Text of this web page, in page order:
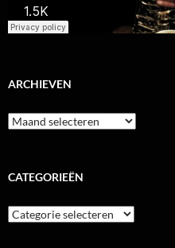
ARCHIEVEN
Archieven
CATEGORIEËN
Categorieën